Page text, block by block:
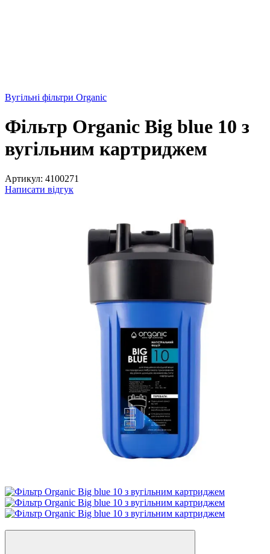
Вугільні фільтри Organic
Фільтр Organic Big blue 10 з
вугільним картриджем
Артикул: 4100271
Написати відгук